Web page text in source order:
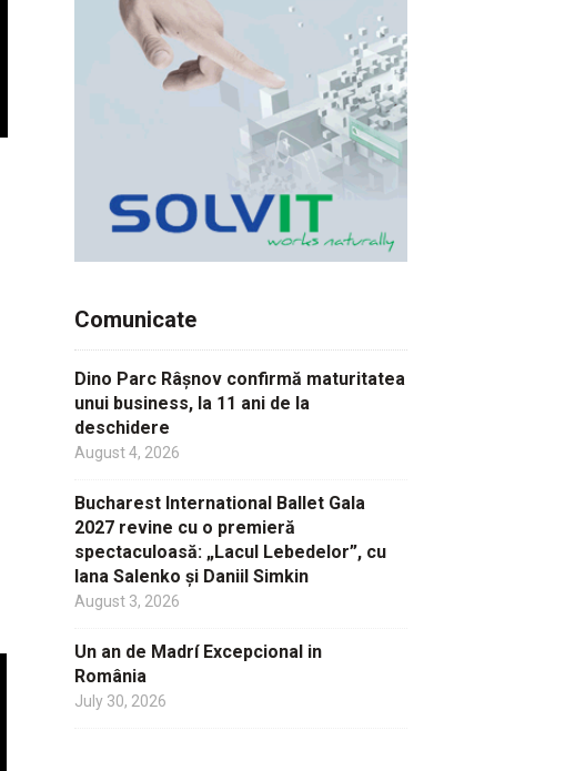
Comunicate
Dino Parc Râșnov confirmă maturitatea
unui business, la 11 ani de la
deschidere
August 4, 2026
Bucharest International Ballet Gala
2027 revine cu o premieră
spectaculoasă: „Lacul Lebedelor”, cu
Iana Salenko și Daniil Simkin
August 3, 2026
Un an de Madrí Excepcional in
România
July 30, 2026